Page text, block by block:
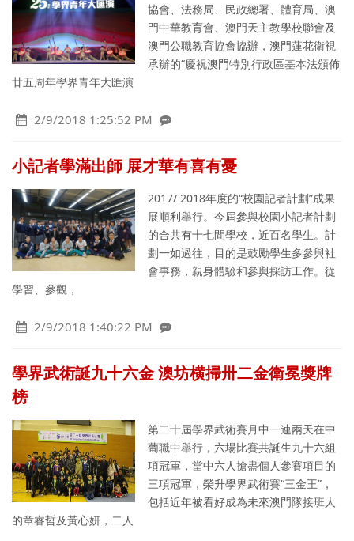
協會、法務局、民政總署、體育局、澳
門中華教育會、澳門天主教學校聯會及
澳門公職教育協會協辦，澳門蓮花衛視
承辦的“慶祝澳門特別行政區基本法頒佈
廿五周年學界青年大匯演
2/9/2018 1:25:52 PM
小記者學滿出師 展才華有喜有憂
2017/ 2018年度的“校園記者計劃”成果
展順利舉行。今屆參與校園小記者計劃
的合共有十七間學校，近百名學生。計
劃一如過往，目的是鼓勵學生多參與社
會事務，親身體驗和參與採訪工作。從
學習、參觀，
2/9/2018 1:40:22 PM
學界武術誕九十六金 澳坊横掃卅二金衛冕獎牌
榜
第二十屆學界武術賽月中一連兩天在中
葡職中舉行，六場比賽共誕生九十六組
項冠軍，當中六人搶盡個人參賽項目的
三項冠軍，榮升學界武術賽“三金王”，
包括近年被看好成為未來澳門隊接班人
的章睿哲及黃心妍，二人